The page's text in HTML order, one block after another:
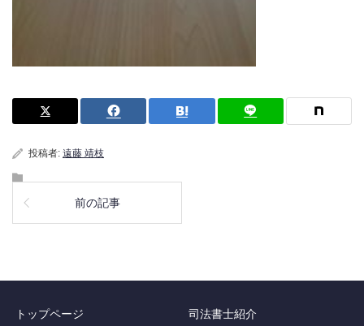
投稿者: 遠藤 靖枝
前の記事
トップページ 司法書士紹介